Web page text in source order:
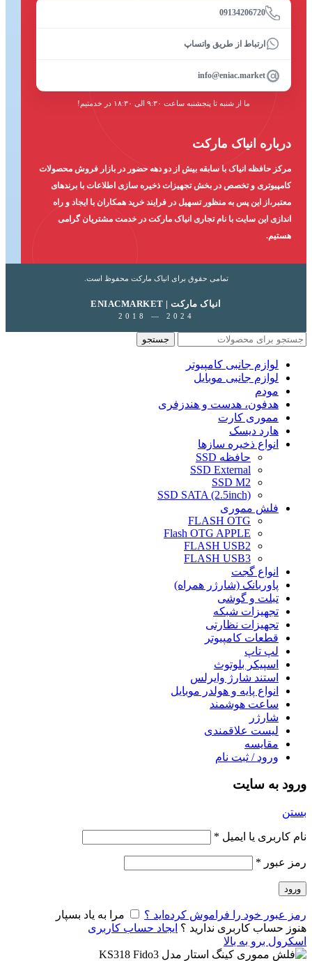
09134206720
ارتباط از طریق واتساپ
info@eniac.market
ما از شنبه تا پنجشنبه ساعت ۹:۳۰ الی ۱۸:۳۰ در خدمتیم!
درباره انیاک مارکت
مرکز حافظه انیاک با سابقه بیش از دو دهه حضور در بازار فروش محصولات
کامپیوتری و تخصص در بخش تجهیزات ذخیره سازی اطلاعات با برندهای
معتبر،از این پس به منظور تسهیل در فرایند خرید همکاران با ایجاد و راه
اندازی این سایت با نام تجاری انیاک مارکت در خدمت مشتریان گرامی
هستیم.
تمامی حقوق برای انیاک مارکت محفوظ است.
ENIACMARKET | انیاک مارکت
2018 — 2024
جستجو
لوازم جانبی کامپیوتر
لوازم جانبی موبایل
مودم
هدفون، هدست و هندزفری
مموری کارت
هارد دیسک
انواع ذخیره سازها
حافظه SSD
SSD External
SSD M2
SSD SATA (2.5inch)
فلش مموری
FLASH OTG
Flash OTG APPLE
FLASH USB2
FLASH USB3
انواع گجت
پاوربانک (شارژر همراه)
تبلت و گوشی
تجهیزات شبکه
تجهیزات نظارتی
قطعات کامپیوتر
لپ تاپ
اسپیکر بلوتوث
استند شارژ وایرلس
انواع پایه و هولدر موبایل
ساعت هوشمند
شارژر
لیست علاقمندی
مقایسه
ورود / ثبت نام
ورود به سایت
بستن
نام کاربری یا ایمیل *
رمز عبور *
ورود
رمز عبور خود را فراموش کرده‌اید ؟
مرا به یاد بسپار
هنوز حساب کاربری ندارید ؟ ایجاد حساب کاربری
اسکرول برو به بالا